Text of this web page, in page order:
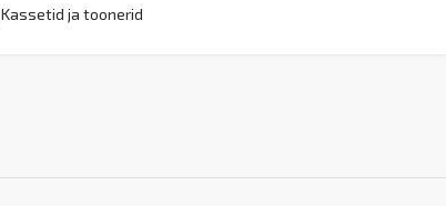
Kassetid ja toonerid